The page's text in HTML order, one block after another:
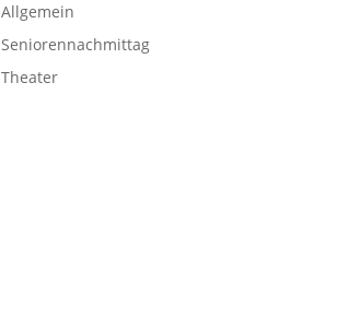
Allgemein
Seniorennachmittag
Theater